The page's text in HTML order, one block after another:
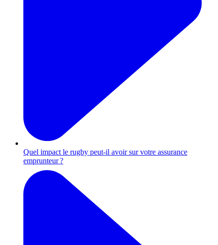
Quel impact le rugby peut-il avoir sur votre assurance
emprunteur ?